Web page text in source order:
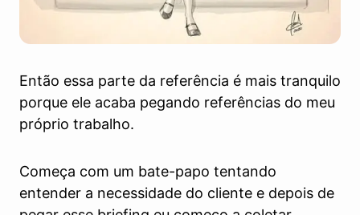
Então essa parte da referência é mais tranquilo
porque ele acaba pegando referências do meu
próprio trabalho.
Começa com um bate-papo tentando
entender a necessidade do cliente e depois de